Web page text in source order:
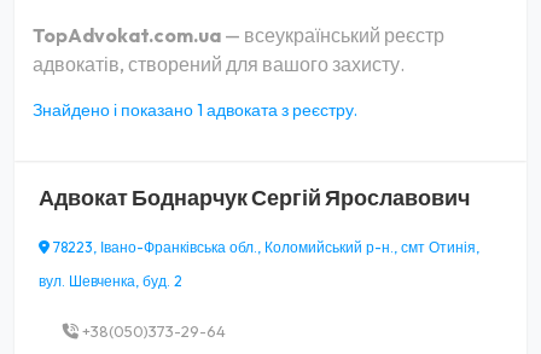
TopAdvokat.com.ua — всеукраїнський реєстр
адвокатів, створений для вашого захисту.
Знайдено і показано 1 адвоката з реєстру.
АдвокатБоднарчук Сергій Ярославович
78223, Івано-Франківська обл., Коломийський р-н., смт Отинія,
вул. Шевченка, буд. 2
+38(050)373-29-64